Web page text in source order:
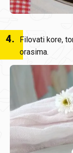
4.
Filovati kore,
orasima.